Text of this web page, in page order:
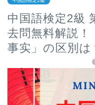
中国語検定2級
去問無料解説！
事实」の区別は